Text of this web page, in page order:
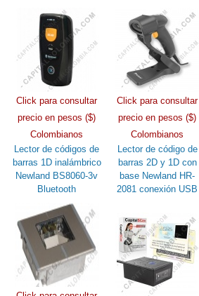
Click para consultar
precio en pesos ($)
Colombianos
Lector de códigos de
barras 1D inalámbrico
Newland BS8060-3v
Bluetooth
Click para consultar
precio en pesos ($)
Colombianos
Lector de código de
barras 2D y 1D con
base Newland HR-
2081 conexión USB